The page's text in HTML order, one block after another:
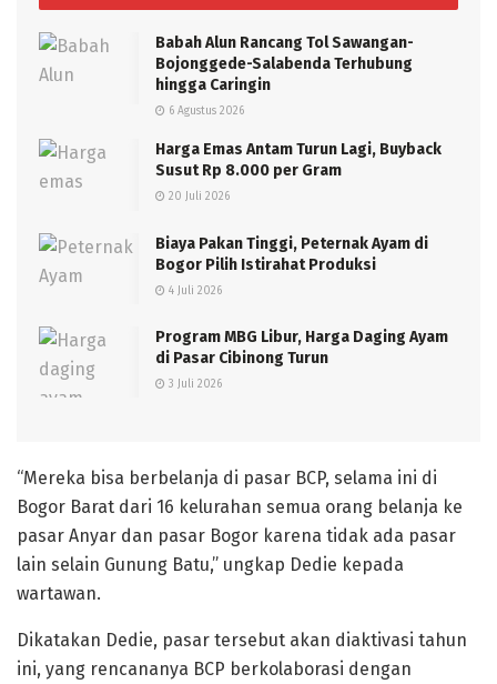
Babah Alun Rancang Tol Sawangan-
Bojonggede-Salabenda Terhubung
hingga Caringin
6 Agustus 2026
Harga Emas Antam Turun Lagi, Buyback
Susut Rp 8.000 per Gram
20 Juli 2026
Biaya Pakan Tinggi, Peternak Ayam di
Bogor Pilih Istirahat Produksi
4 Juli 2026
Program MBG Libur, Harga Daging Ayam
di Pasar Cibinong Turun
3 Juli 2026
“Mereka bisa berbelanja di pasar BCP, selama ini di
Bogor Barat dari 16 kelurahan semua orang belanja ke
pasar Anyar dan pasar Bogor karena tidak ada pasar
lain selain Gunung Batu,” ungkap Dedie kepada
wartawan.
Dikatakan Dedie, pasar tersebut akan diaktivasi tahun
ini, yang rencananya BCP berkolaborasi dengan